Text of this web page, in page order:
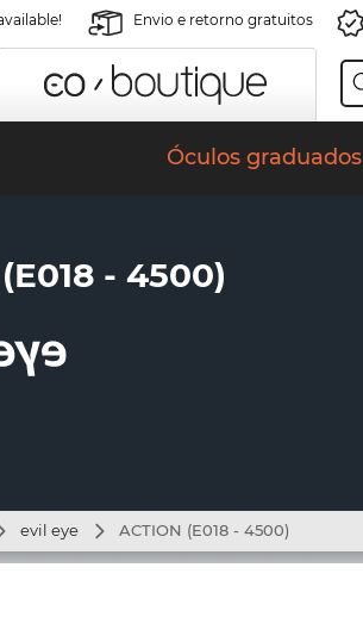
Envio e retorno gratuitos
Óculos graduados
- 4500)
evil eye ACTION (E018 - 4500)